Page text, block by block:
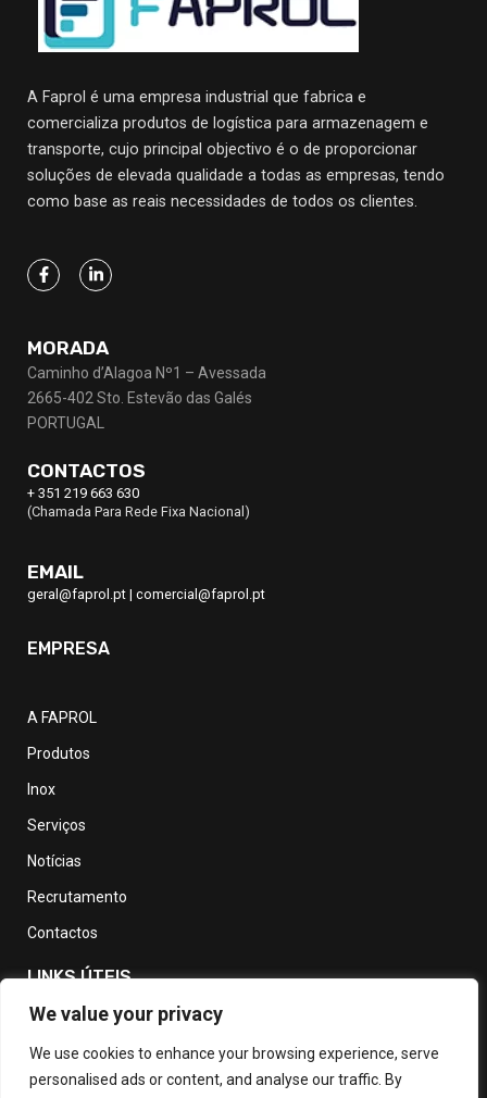
We value your privacy
We use cookies to enhance your browsing experience, serve
personalised ads or content, and analyse our traffic. By
A Faprol é uma empresa industrial que fabrica e
comercializa produtos de logística para armazenagem e
transporte, cujo principal objectivo é o de proporcionar
soluções de elevada qualidade a todas as empresas, tendo
como base as reais necessidades de todos os clientes.
MORADA
Caminho d’Alagoa Nº1 – Avessada
2665-402 Sto. Estevão das Galés
PORTUGAL
CONTACTOS
+ 351 219 663 630
(Chamada Para Rede Fixa Nacional)
EMAIL
geral@faprol.pt | comercial@faprol.pt
EMPRESA
A FAPROL
Produtos
Inox
Serviços
Notícias
Recrutamento
Contactos
LINKS ÚTEIS
Política de Privacidade
Política de devolução e reembolso